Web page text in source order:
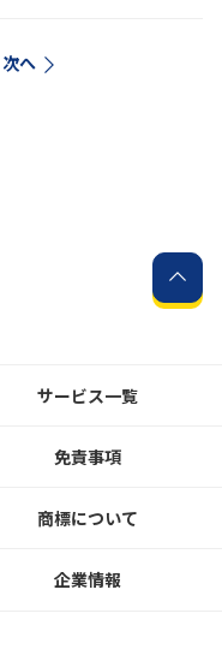
次へ
サービス一覧
免責事項
商標について
企業情報